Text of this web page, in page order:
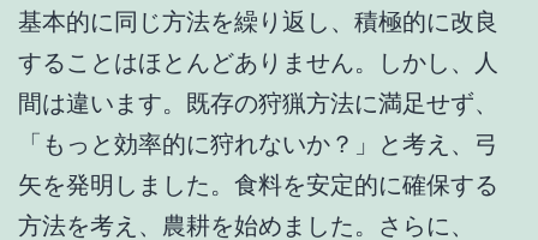
基本的に同じ方法を繰り返し、積極的に改良
することはほとんどありません。しかし、人
間は違います。既存の狩猟方法に満足せず、
「もっと効率的に狩れないか？」と考え、弓
矢を発明しました。食料を安定的に確保する
方法を考え、農耕を始めました。さらに、